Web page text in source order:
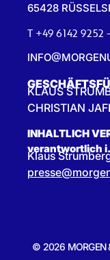
65428
T +49 6142 9252
KLAUS
CHRISTIAN
INHALTLICH
verantwortlich i.
Klaus
© 2026 MORGEN